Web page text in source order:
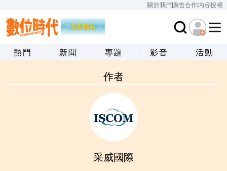
關於我們廣告合作內容授權
熱門 新聞 專題 影音 活動
作者
采威國際